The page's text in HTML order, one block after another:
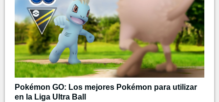
Pokémon GO: Los mejores Pokémon para utilizar
en la Liga Ultra Ball